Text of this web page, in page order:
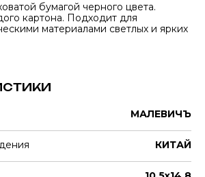
бумагой черного цвета.
картона. Подходит для
материалами светлых и ярких
МАЛЕВИЧЪ
КИТАЙ